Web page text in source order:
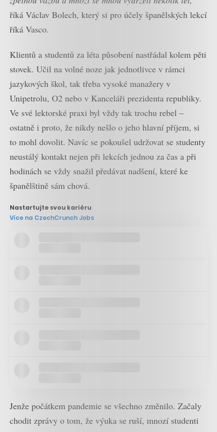
říká Václav Bolech, který si pro účely španělských lekcí
říká Vasco.
Klientů a studentů za léta působení nastřádal kolem pěti
stovek. Učil na volné noze jak jednotlivce v rámci
jazykových škol, tak třeba vysoké manažery v
Unipetrolu, O2 nebo v Kanceláři prezidenta republiky.
Ve své lektorské praxi byl vždy tak trochu rebel –
ostatně i proto, že nikdy nešlo o jeho hlavní příjem, si
to mohl dovolit. Navíc se pokoušel udržovat se studenty
neustálý kontakt nejen při lekcích jednou za čas a při
hodinách se vždy snažil předávat nadšení, které ke
španělštině sám chová.
Nastartujte svou kariéru
Více na CzechCrunch Jobs
Jenže počátkem pandemie se všechno změnilo. Začaly
chodit zprávy o tom, že výuka se ruší, mnozí studenti